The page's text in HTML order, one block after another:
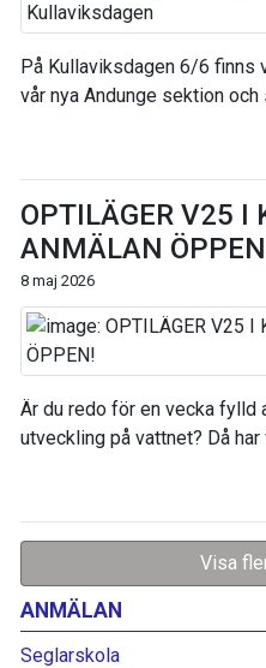
ANMÄLAN
Seglarskola
På Kullaviksdagen 6/6 finns
vår nya Andunge sektion och
OPTILÄGER V25 I
ANMÄLAN
8 maj 2026
Är du redo för en vecka fylld
utveckling på vattnet? Då
Visa